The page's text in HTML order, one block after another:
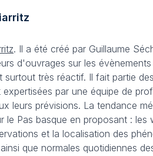
. Il a été créé par Guillaume
d'ouvrages sur les
très réactif. Il fait partie
expertisées par une équipe de
leurs prévisions. La tendance
Pas basque en proposant : les
et la localisation des
que normales quotidiennes